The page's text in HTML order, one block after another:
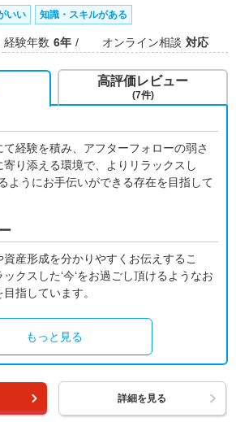
いい 知識・スキルがある
経験年数 6年 オンライン相談 対応
経験を積み、アフターフォローの弱さ
り添える環境で、よりリラックスし
ようにお手伝いができる存在を目指して
産形成を分かりやすくお伝えするこ
クスした‘今‘をお過ごし頂けるようなお
指しています。
もっと見る
高評価レビュー
(7件)
詳細を見る